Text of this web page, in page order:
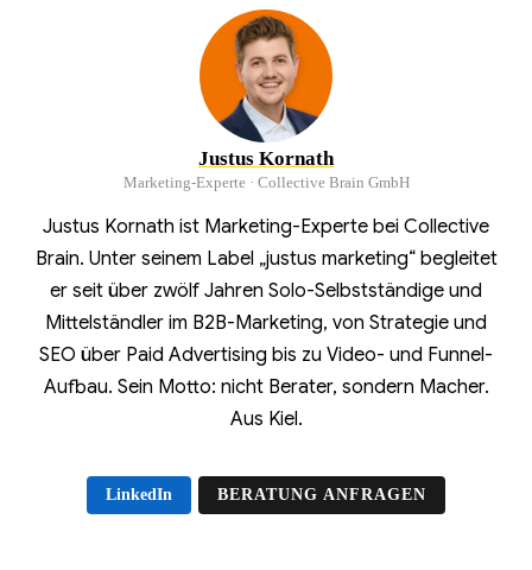
Justus Kornath
Marketing-Experte · Collective Brain GmbH
Justus Kornath ist Marketing-Experte bei Collective
Brain. Unter seinem Label „justus marketing“ begleitet
er seit über zwölf Jahren Solo-Selbstständige und
Mittelständler im B2B-Marketing, von Strategie und
SEO über Paid Advertising bis zu Video- und Funnel-
Aufbau. Sein Motto: nicht Berater, sondern Macher.
Aus Kiel.
LinkedIn BERATUNG ANFRAGEN